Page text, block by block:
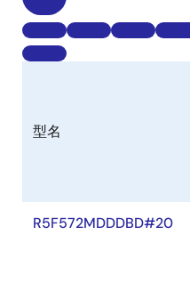
型名
R5F572MDDDBD#20